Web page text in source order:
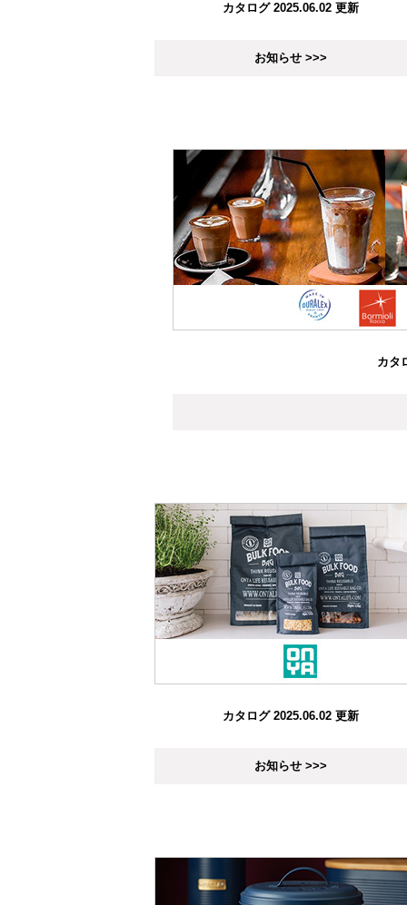
カタログ 2025.06.02 更新
お知らせ >>>
カタ
カタログ 2025.06.02 更新
お知らせ >>>